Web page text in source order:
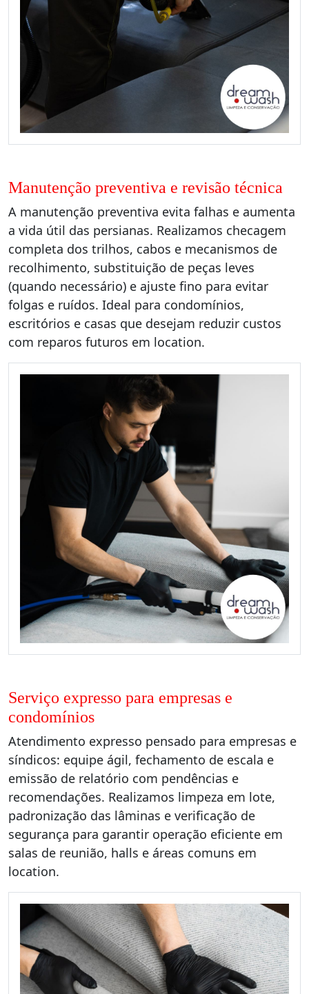
Manutenção preventiva e revisão técnica
A manutenção preventiva evita falhas e aumenta
a vida útil das persianas. Realizamos checagem
completa dos trilhos, cabos e mecanismos de
recolhimento, substituição de peças leves
(quando necessário) e ajuste fino para evitar
folgas e ruídos. Ideal para condomínios,
escritórios e casas que desejam reduzir custos
com reparos futuros em location.
Serviço expresso para empresas e
condomínios
Atendimento expresso pensado para empresas e
síndicos: equipe ágil, fechamento de escala e
emissão de relatório com pendências e
recomendações. Realizamos limpeza em lote,
padronização das lâminas e verificação de
segurança para garantir operação eficiente em
salas de reunião, halls e áreas comuns em
location.